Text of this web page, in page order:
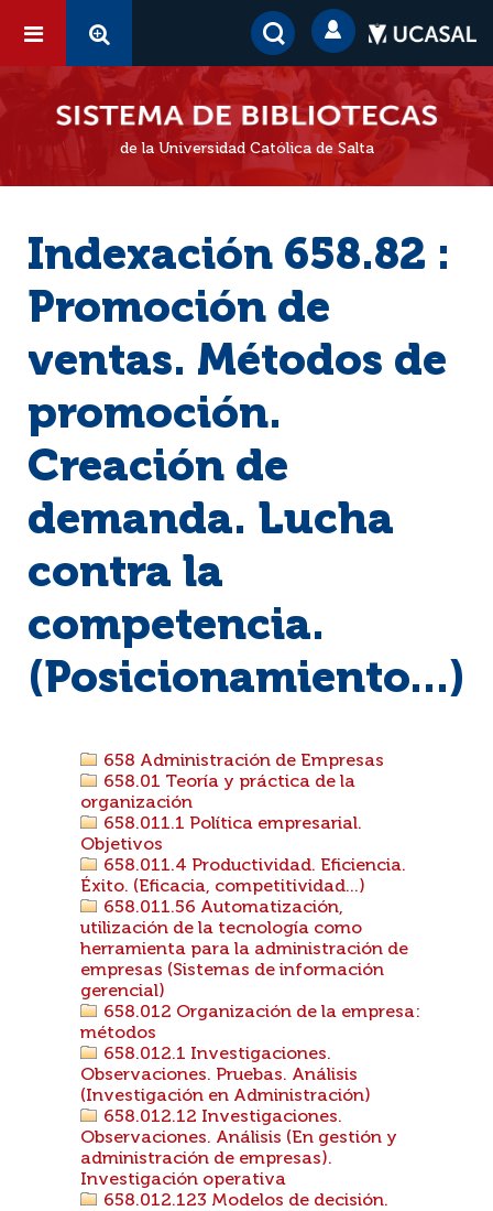
de la Universidad Católica de Salta
Indexación 658.82 :
Promoción de
ventas. Métodos de
promoción.
Creación de
demanda. Lucha
contra la
competencia.
(Posicionamiento...)
658 Administración de Empresas
658.01 Teoría y práctica de la
organización
658.011.1 Política empresarial.
Objetivos
658.011.4 Productividad. Eficiencia.
Éxito. (Eficacia, competitividad...)
658.011.56 Automatización,
utilización de la tecnología como
herramienta para la administración de
empresas (Sistemas de información
gerencial)
658.012 Organización de la empresa:
métodos
658.012.1 Investigaciones.
Observaciones. Pruebas. Análisis
(Investigación en Administración)
658.012.12 Investigaciones.
Observaciones. Análisis (En gestión y
administración de empresas).
Investigación operativa
658.012.123 Modelos de decisión.